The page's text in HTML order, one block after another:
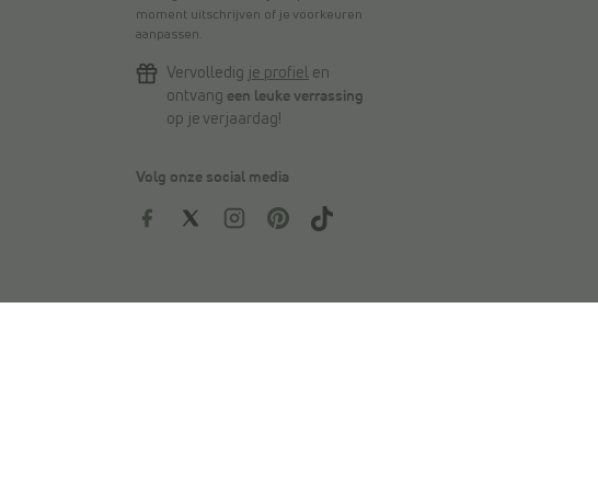
moment uitschrijven of je voorkeuren
aanpassen.
Vervolledig je profiel en
ontvang een leuke verrassing
op je verjaardag!
Volg onze social media